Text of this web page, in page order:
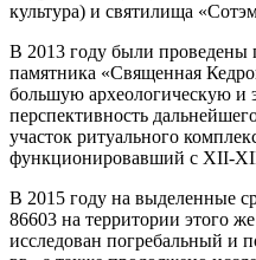
культура) и святилища
В 2013 году были проведены
памятника «Священная
большую археологическую и
перспективность
участок ритуального
функционировавший с XII-
В 2015 году на выделенные
86603 на территории этого
исследован погребальный